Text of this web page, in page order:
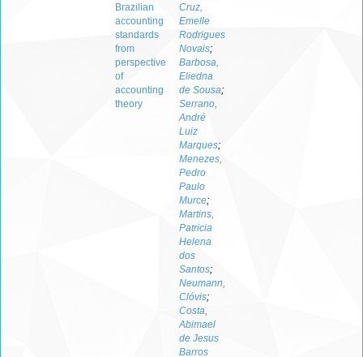
Brazilian
accounting
standards
from
perspective
of
accounting
theory
Cruz,
Emelle
Rodrigues
Novais;
Barbosa,
Eliedna
de Sousa;
Serrano,
André
Luiz
Marques;
Menezes,
Pedro
Paulo
Murce;
Martins,
Patricia
Helena
dos
Santos;
Neumann,
Clóvis;
Costa,
Abimael
de Jesus
Barros